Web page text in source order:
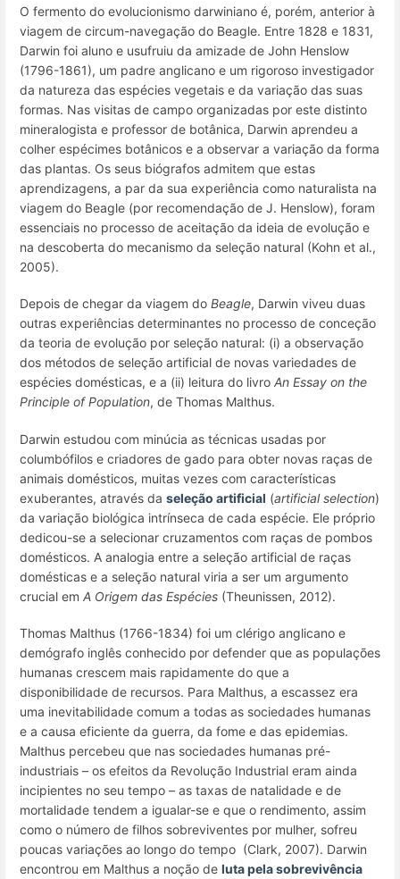
O fermento do evolucionismo darwiniano é, porém, anterior à
viagem de circum-navegação do Beagle. Entre 1828 e 1831,
Darwin foi aluno e usufruiu da amizade de John Henslow
(1796-1861), um padre anglicano e um rigoroso investigador
da natureza das espécies vegetais e da variação das suas
formas. Nas visitas de campo organizadas por este distinto
mineralogista e professor de botânica, Darwin aprendeu a
colher espécimes botânicos e a observar a variação da forma
das plantas. Os seus biógrafos admitem que estas
aprendizagens, a par da sua experiência como naturalista na
viagem do Beagle (por recomendação de J. Henslow), foram
essenciais no processo de aceitação da ideia de evolução e
na descoberta do mecanismo da seleção natural (Kohn et al.,
2005).
Depois de chegar da viagem do Beagle, Darwin viveu duas
outras experiências determinantes no processo de conceção
da teoria de evolução por seleção natural: (i) a observação
dos métodos de seleção artificial de novas variedades de
espécies domésticas, e a (ii) leitura do livro An Essay on the
Principle of Population, de Thomas Malthus.
Darwin estudou com minúcia as técnicas usadas por
columbófilos e criadores de gado para obter novas raças de
animais domésticos, muitas vezes com características
exuberantes, através da seleção artificial (artificial selection)
da variação biológica intrínseca de cada espécie. Ele próprio
dedicou-se a selecionar cruzamentos com raças de pombos
domésticos. A analogia entre a seleção artificial de raças
domésticas e a seleção natural viria a ser um argumento
crucial em A Origem das Espécies (Theunissen, 2012).
Thomas Malthus (1766-1834) foi um clérigo anglicano e
demógrafo inglês conhecido por defender que as populações
humanas crescem mais rapidamente do que a
disponibilidade de recursos. Para Malthus, a escassez era
uma inevitabilidade comum a todas as sociedades humanas
e a causa eficiente da guerra, da fome e das epidemias.
Malthus percebeu que nas sociedades humanas pré-
industriais – os efeitos da Revolução Industrial eram ainda
incipientes no seu tempo – as taxas de natalidade e de
mortalidade tendem a igualar-se e que o rendimento, assim
como o número de filhos sobreviventes por mulher, sofreu
poucas variações ao longo do tempo (Clark, 2007). Darwin
encontrou em Malthus a noção de luta pela sobrevivência